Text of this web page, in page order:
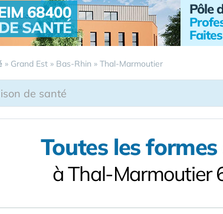
68400
SANTÉ
Pôle
» Grand Est » Bas-Rhin » Thal-Marmoutier
Toutes les
à Thal-Marmoutier